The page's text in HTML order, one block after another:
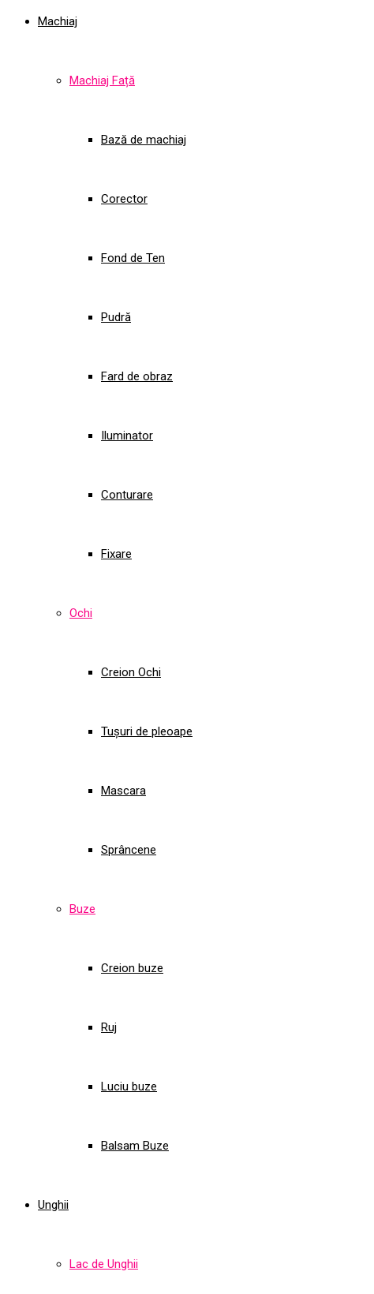
Machiaj
Machiaj Față
Bază de machiaj
Corector
Fond de Ten
Pudră
Fard de obraz
Iluminator
Conturare
Fixare
Ochi
Creion Ochi
Tușuri de pleoape
Mascara
Sprâncene
Buze
Creion buze
Ruj
Luciu buze
Balsam Buze
Unghii
Lac de Unghii